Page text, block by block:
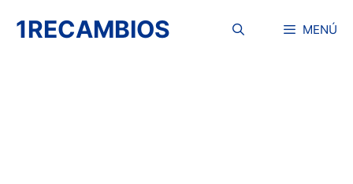
1RECAMBIOS MENÚ